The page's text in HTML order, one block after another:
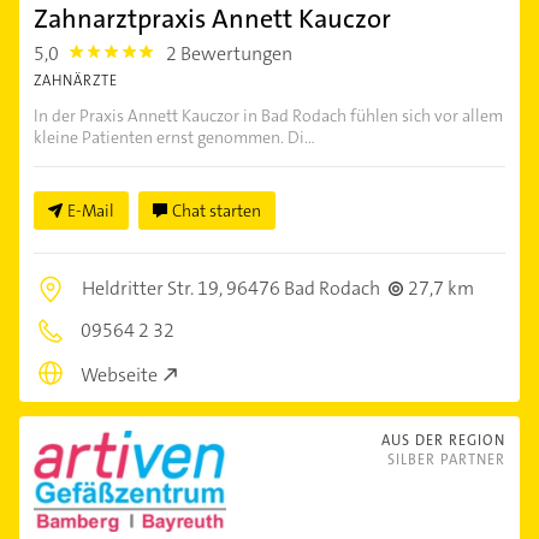
Zahnarztpraxis Annett Kauczor
5,0 5.0 2 Bewertungen
ZAHNÄRZTE
In der Praxis Annett Kauczor in Bad Rodach fühlen sich vor allem
kleine Patienten ernst genommen. Di...
E-Mail Chat starten
Heldritter Str. 19,96476 Bad Rodach
27,7 km
09564 2 32
Webseite
AUS DER REGION
SILBER PARTNER